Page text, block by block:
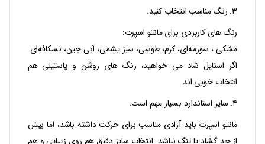
۳. رنگ مناسب انتخاب کنید.
رنگ‌ های کاربردی برای مانتو اسپرت:
مشکی ، سورمه‌ای، کرم، طوسی، سبز یشمی، آبی جین، نسکافه‌ای.
اگر استایل شاد می‌ خواهید، رنگ‌ های روشن و پاستیلی هم
انتخاب خوبی‌ اند.
۴. سایز استاندارد بسیار مهم است.
مانتو اسپرت باید آزادی مناسب برای حرکت داشته باشد، اما بیش
از حد گشاد یا تنگ نباشد. انتخاب سایز دقیق هم روی زیبایی و هم